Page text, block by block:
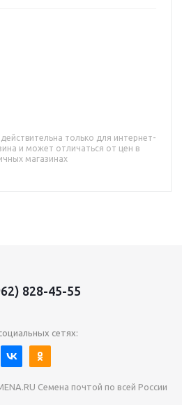
действительна только для интернет-
и может отличаться от цен в
магазинах
828-45-55
сетях:
Семена почтой по всей России